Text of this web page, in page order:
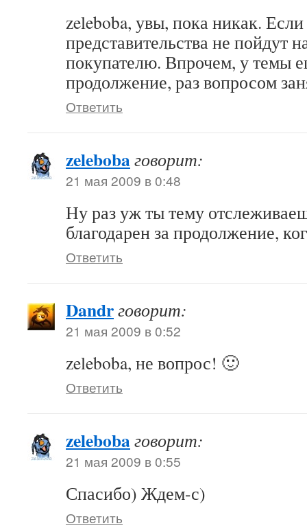
zeleboba, увы, пока никак.
представительства не пойдут
покупателю. Впрочем, у темы
продолжение, раз вопросом
Ответить
zelebobaговорит:
21 мая 2009 в 0:48
Ну раз уж ты тему
благодарен за продолжение,
Ответить
Dandrговорит:
21 мая 2009 в 0:52
zeleboba, не вопрос! 🙂
Ответить
zelebobaговорит:
21 мая 2009 в 0:55
Спасибо) Ждем-с)
Ответить